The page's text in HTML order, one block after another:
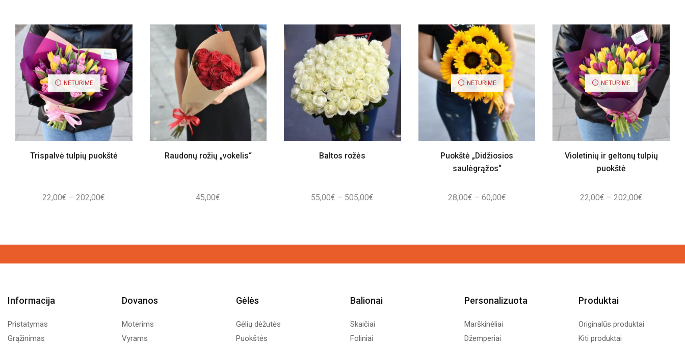
NETURIME
Trispalvė tulpių puokštė
22,00€ – 202,00€
202,00€
Raudonų rožių „vokelis“
45,00€
Baltos rožės
55,00€ – 505,00€
505,00€
NETURIME
Puokštė „Didžiosios
saulėgrąžos“
28,00€ – 60,00€Price
60,00€
NETURIME
Violetinių ir geltonų tulpių
puokštė
22,00€ – 202,00€Price
202,00€
Informacija
Pristatymas
Grąžinimas
Dovanos
Moterims
Vyrams
Gėlės
Gėlių dėžutės
Puokštės
Balionai
Skaičiai
Foliniai
Personalizuota
Marškinėliai
Džemperiai
Produktai
Originalūs produktai
Kiti produktai